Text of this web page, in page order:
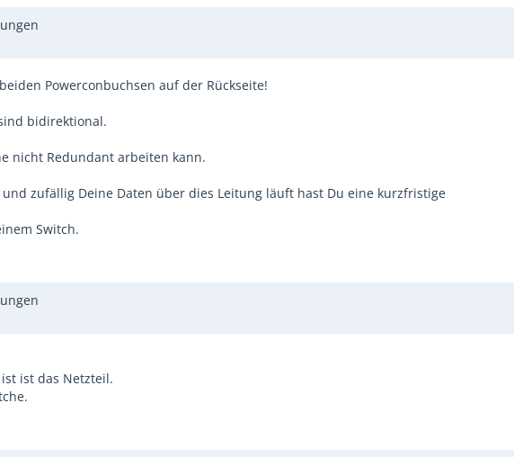
Powerconbuchsen auf der Rückseite!
bidirektional.
nicht Redundant arbeiten kann.
zufällig Deine Daten über dies Leitung läuft hast Du eine kurzfristige
Switch.
ist das Netzteil.